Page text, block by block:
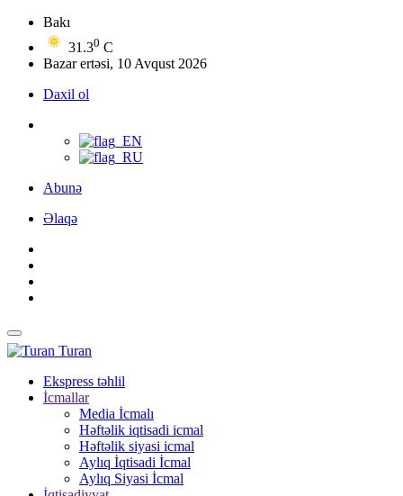
Bakı
31.30 C
Bazar ertəsi, 10 Avqust 2026
Daxil ol
Abunə
Əlaqə
Turan
Ekspress təhlil
İcmallar
Media İcmalı
Həftəlik iqtisadi icmal
Həftəlik siyasi icmal
Aylıq İqtisadi İcmal
Aylıq Siyasi İcmal